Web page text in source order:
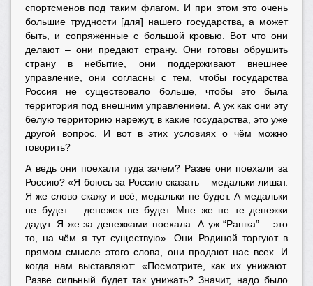
спортсменов под таким флагом. И при этом это очень
большие трудности [для] нашего государства, а может
быть, и сопряжённые с большой кровью. Вот что они
делают – они предают страну. Они готовы обрушить
страну в небытие, они поддерживают внешнее
управление, они согласны с тем, чтобы государства
Россия не существовало больше, чтобы это была
территория под внешним управлением. А уж как они эту
белую территорию нарежут, в какие государства, это уже
другой вопрос. И вот в этих условиях о чём можно
говорить?
А ведь они поехали туда зачем? Разве они поехали за
Россию? «Я боюсь за Россию сказать – медальки лишат.
Я же слово скажу и всё, медальки не будет. А медальки
не будет – денежек не будет. Мне же не те денежки
дадут. Я же за денежками поехала. А уж “Рашка” – это
то, на чём я тут существую». Они Родиной торгуют в
прямом смысле этого слова, они продают нас всех. И
когда нам выставляют: «Посмотрите, как их унижают.
Разве сильный будет так унижать? Значит, надо было